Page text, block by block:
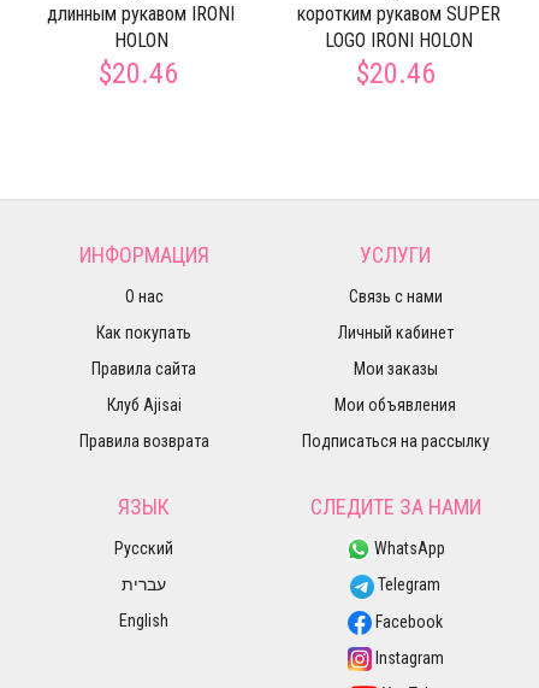
длинным рукавом IRONI
HOLON
$20.46
коротким рукавом SUPER
LOGO IRONI HOLON
$20.46
ИНФОРМАЦИЯ
О нас
Как покупать
Правила сайта
Клуб Ajisai
Правила возврата
УСЛУГИ
Связь с нами
Личный кабинет
Мои заказы
Мои объявления
Подписаться на рассылку
ЯЗЫК
Русский
עברית
English
СЛЕДИТЕ ЗА НАМИ
WhatsApp
Telegram
Facebook
Instagram